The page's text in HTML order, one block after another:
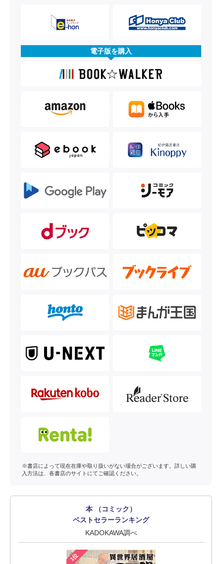
電子版を購入
※書店によって現在在庫や取り扱いがない場合がございます。詳しい購
入方法は、各書店のサイトにてご確認ください。
本 （コミック）
ベストセラーランキング
KADOKAWA調べ
1位